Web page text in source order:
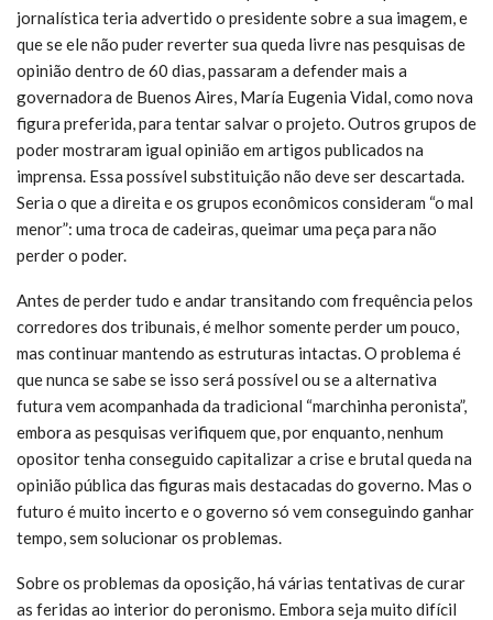
jornalística teria advertido o presidente sobre a sua imagem, e
que se ele não puder reverter sua queda livre nas pesquisas de
opinião dentro de 60 dias, passaram a defender mais a
governadora de Buenos Aires, María Eugenia Vidal, como nova
figura preferida, para tentar salvar o projeto. Outros grupos de
poder mostraram igual opinião em artigos publicados na
imprensa. Essa possível substituição não deve ser descartada.
Seria o que a direita e os grupos econômicos consideram “o mal
menor”: uma troca de cadeiras, queimar uma peça para não
perder o poder.
Antes de perder tudo e andar transitando com frequência pelos
corredores dos tribunais, é melhor somente perder um pouco,
mas continuar mantendo as estruturas intactas. O problema é
que nunca se sabe se isso será possível ou se a alternativa
futura vem acompanhada da tradicional “marchinha peronista”,
embora as pesquisas verifiquem que, por enquanto, nenhum
opositor tenha conseguido capitalizar a crise e brutal queda na
opinião pública das figuras mais destacadas do governo. Mas o
futuro é muito incerto e o governo só vem conseguindo ganhar
tempo, sem solucionar os problemas.
Sobre os problemas da oposição, há várias tentativas de curar
as feridas ao interior do peronismo. Embora seja muito difícil